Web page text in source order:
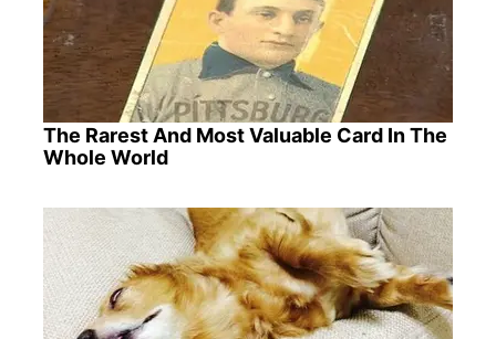
The Rarest And Most Valuable Card In The
Whole World